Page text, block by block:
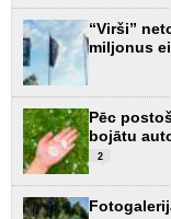
“Virši”
miljonus
Pēc
bojātu
2